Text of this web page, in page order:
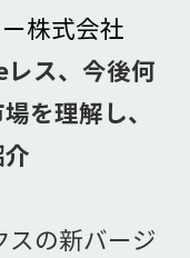
株式会社
レス、今後何
を理解し、
の新バージ